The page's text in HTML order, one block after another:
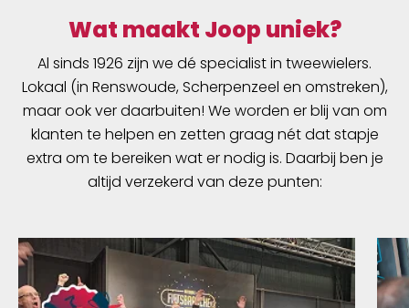
Wat maakt Joop uniek?
Al sinds 1926 zijn we dé specialist in tweewielers.
Lokaal (in Renswoude, Scherpenzeel en omstreken),
maar ook ver daarbuiten! We worden er blij van om
klanten te helpen en zetten graag nét dat stapje
extra om te bereiken wat er nodig is. Daarbij ben je
altijd verzekerd van deze punten: